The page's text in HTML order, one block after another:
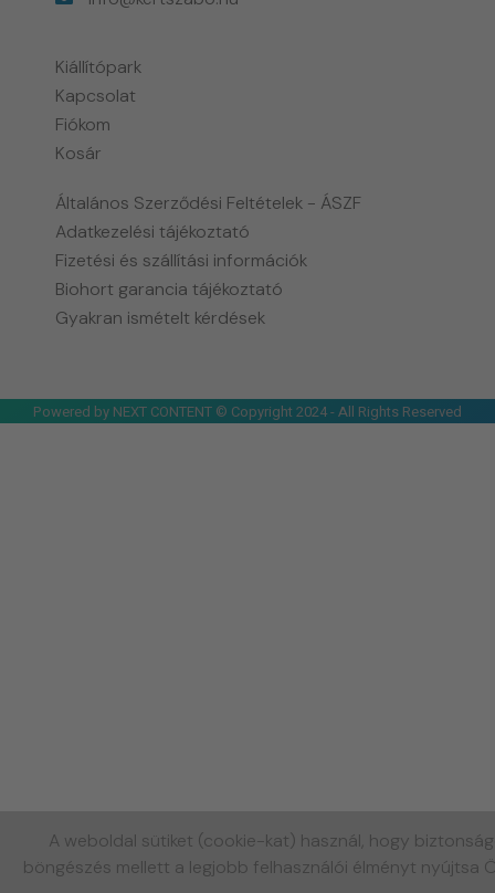
Kiállítópark
Kapcsolat
Fiókom
Kosár
Általános Szerződési Feltételek - ÁSZF
Adatkezelési tájékoztató
Fizetési és szállítási információk
Biohort garancia tájékoztató
Gyakran ismételt kérdések
Powered by NEXT CONTENT © Copyright 2024 - All Rights Reserved
A weboldal sütiket (cookie-kat) használ, hogy
böngészés mellett a legjobb felhasználói élményt nyújtsa